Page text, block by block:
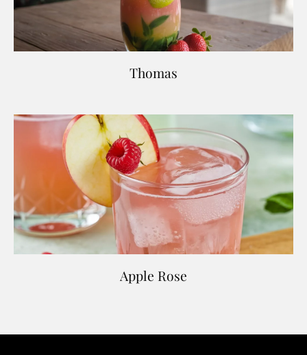
Thomas
Apple Rose